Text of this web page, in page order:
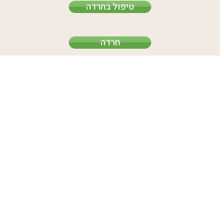
טיפול בחרדה
חרדה